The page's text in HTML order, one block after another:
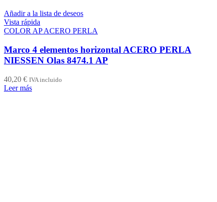
Añadir a la lista de deseos
Vista rápida
COLOR AP ACERO PERLA
Marco 4 elementos horizontal ACERO PERLA
NIESSEN Olas 8474.1 AP
40,20 € IVA incluido
Leer más